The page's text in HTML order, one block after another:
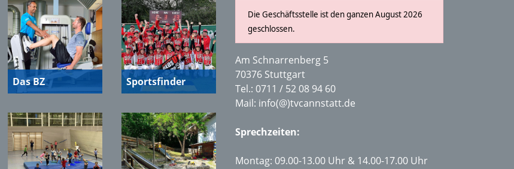
Das BZ Sportsfinder
Die Geschäftsstelle ist den ganzen August 2026
geschlossen.
Am Schnarrenberg 5
70376 Stuttgart
Tel.: 0711 / 52 08 94 60
Mail: info(@)tvcannstatt.de
Sprechzeiten:
Montag: 09.00-13.00 Uhr & 14.00-17.00 Uhr